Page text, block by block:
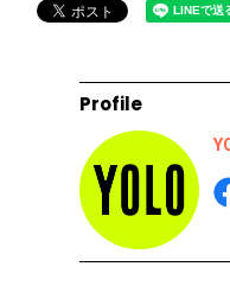
Profile